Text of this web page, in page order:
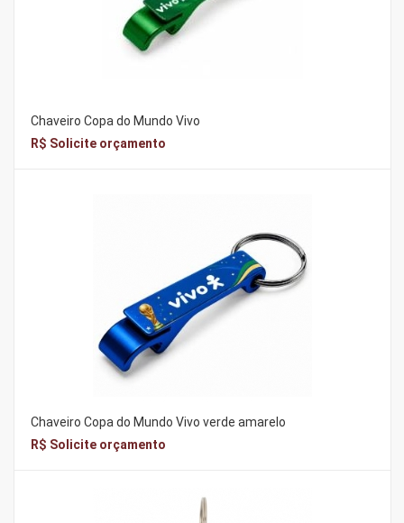
Chaveiro Copa do Mundo Vivo
R$ Solicite orçamento
Chaveiro Copa do Mundo Vivo verde amarelo
R$ Solicite orçamento